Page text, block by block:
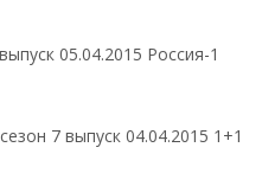
05.04.2015 Россия-1
7 выпуск 04.04.2015 1+1